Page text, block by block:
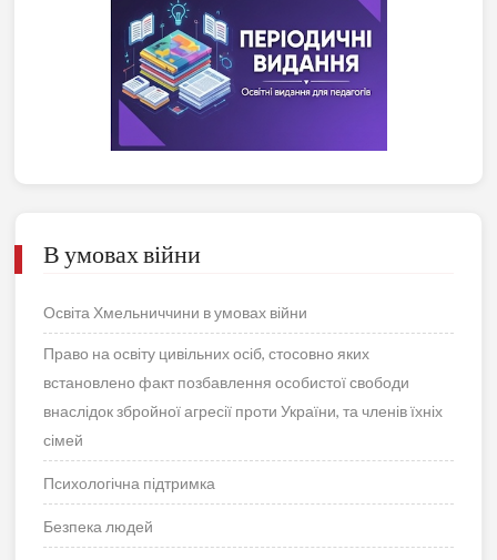
В умовах війни
Освіта Хмельниччини в умовах війни
Право на освіту цивільних осіб, стосовно яких
встановлено факт позбавлення особистої свободи
внаслідок збройної агресії проти України, та членів їхніх
сімей
Психологічна підтримка
Безпека людей